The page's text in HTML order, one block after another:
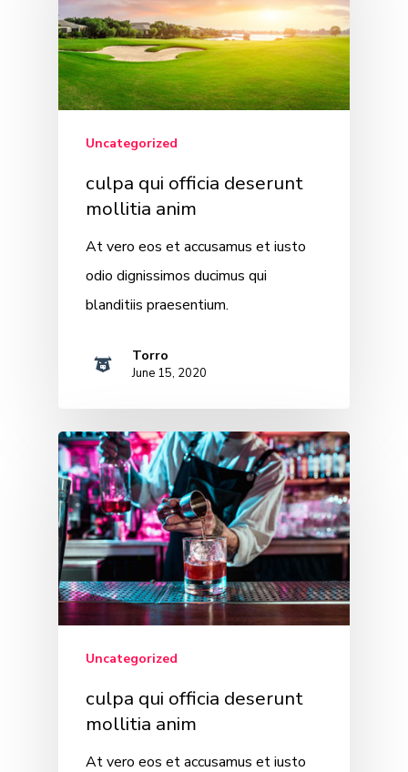
Uncategorized
culpa qui officia deserunt
mollitia anim
At vero eos et accusamus et iusto
odio dignissimos ducimus qui
blanditiis praesentium.
Torro
June 15, 2020
Uncategorized
culpa qui officia deserunt
mollitia anim
At vero eos et accusamus et iusto